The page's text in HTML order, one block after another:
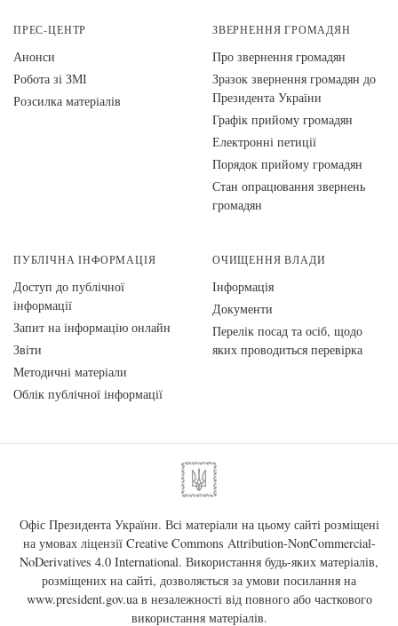
ПРЕС-ЦЕНТР
Анонси
Робота зі ЗМІ
Розсилка матеріалів
ЗВЕРНЕННЯ ГРОМАДЯН
Про звернення громадян
Зразок звернення громадян до
Президента України
Графік прийому громадян
Електронні петиції
Порядок прийому громадян
Стан опрацювання звернень
громадян
ПУБЛІЧНА ІНФОРМАЦІЯ
Доступ до публічної
інформації
Запит на інформацію онлайн
Звіти
Методичні матеріали
Облік публічної інформації
ОЧИЩЕННЯ ВЛАДИ
Інформація
Документи
Перелік посад та осіб, щодо
яких проводиться перевірка
Офіс Президента України. Всі матеріали на цьому сайті розміщені
на умовах ліцензії Creative Commons Attribution-NonCommercial-
NoDerivatives 4.0 International. Використання будь-яких матеріалів,
розміщених на сайті, дозволяється за умови посилання на
www.president.gov.uaв незалежності від повного або часткового
використання матеріалів.